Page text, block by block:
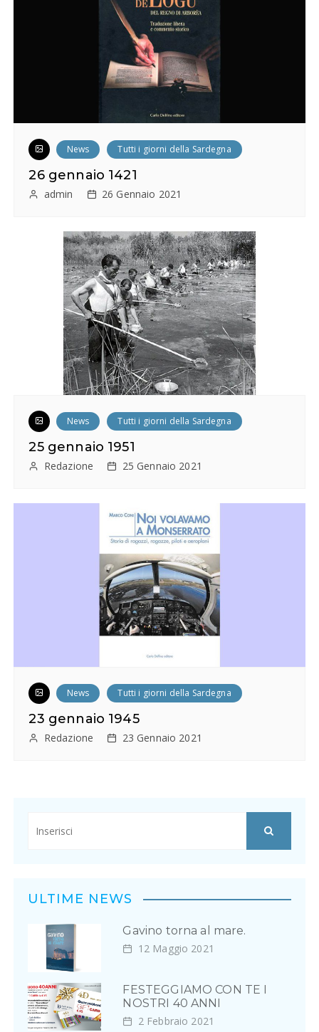
News Tutti i giorni della Sardegna
26 gennaio 1421
admin 26 Gennaio 2021
News Tutti i giorni della Sardegna
25 gennaio 1951
Redazione 25 Gennaio 2021
News Tutti i giorni della Sardegna
23 gennaio 1945
Redazione 23 Gennaio 2021
ULTIME NEWS
Gavino torna al mare.
12 Maggio 2021
FESTEGGIAMO CON TE I
NOSTRI 40 ANNI
2 Febbraio 2021